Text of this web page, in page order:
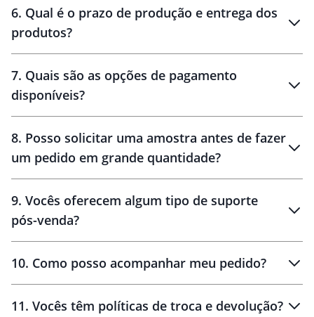
6. Qual é o prazo de produção e entrega dos
produtos?
10 dias
brinde
48 horas
7. Quais são as opções de pagamento
disponíveis?
8. Posso solicitar uma amostra antes de fazer
um pedido em grande quantidade?
amostras
9. Vocês oferecem algum tipo de suporte
pós-venda?
10. Como posso acompanhar meu pedido?
11. Vocês têm políticas de troca e devolução?